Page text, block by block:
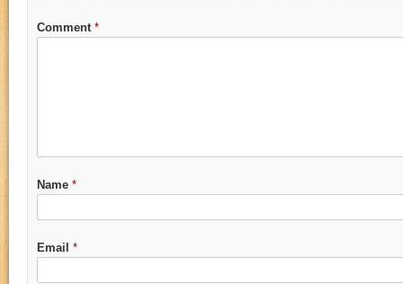
Comment *
Name *
Email *